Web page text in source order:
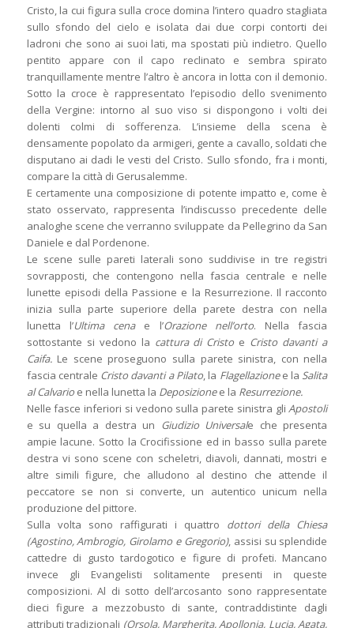
Cristo, la cui figura sulla croce domina l’intero quadro stagliata
sullo sfondo del cielo e isolata dai due corpi contorti dei
ladroni che sono ai suoi lati, ma spostati più indietro. Quello
pentito appare con il capo reclinato e sembra spirato
tranquillamente mentre l’altro è ancora in lotta con il demonio.
Sotto la croce è rappresentato l’episodio dello svenimento
della Vergine: intorno al suo viso si dispongono i volti dei
dolenti colmi di sofferenza. L’insieme della scena è
densamente popolato da armigeri, gente a cavallo, soldati che
disputano ai dadi le vesti del Cristo. Sullo sfondo, fra i monti,
compare la città di Gerusalemme.
E certamente una composizione di potente impatto e, come è
stato osservato, rappresenta l’indiscusso precedente delle
analoghe scene che verranno sviluppate da Pellegrino da San
Daniele e dal Pordenone.
Le scene sulle pareti laterali sono suddivise in tre registri
sovrapposti, che contengono nella fascia centrale e nelle
lunette episodi della Passione e la Resurrezione. Il racconto
inizia sulla parte superiore della parete destra con nella
lunetta l’Ultima cenae l’Orazione nell’orto. Nella fascia
sottostante si vedono la cattura di Cristo e Cristo davanti a
Caifa.Le scene proseguono sulla parete sinistra, con nella
fascia centrale Cristo davanti a Pilato, la Flagellazionee la Salita
al Calvarioe nella lunetta la Deposizionee la Resurrezione.
Nelle fasce inferiori si vedono sulla parete sinistra gliApostoli
e su quella a destra un Giudizio Universale che presenta
ampie lacune. Sotto la Crocifissione ed in basso sulla parete
destra vi sono scene con scheletri, diavoli, dannati, mostri e
altre simili figure, che alludono al destino che attende il
peccatore se non si converte, un autentico unicum nella
produzione del pittore.
Sulla volta sono raffigurati i quattro dottori della Chiesa
(Agostino, Ambrogio, Girolamo e Gregorio), assisi su splendide
cattedre di gusto tardogotico e figure di profeti. Mancano
invece gli Evangelisti solitamente presenti in queste
composizioni. Al di sotto dell’arcosanto sono rappresentate
dieci figure a mezzobusto di sante, contraddistinte dagli
attributi tradizionali (Orsola, Margherita, Apollonia, Lucia, Agata,